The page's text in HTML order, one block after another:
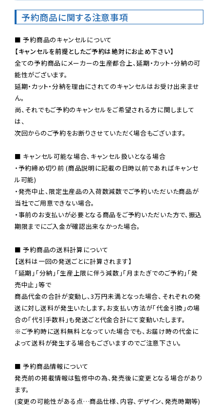
予約商品に関する注意事項
【キャンセルを前提としたご予約は絶対にお止め下さい】
全ての予約商品にメーカーの生産都合上、延期・カット・分納の可
能性がございます。
延期・カット・分納を理由にされてのキャンセルはお受け出来ませ
ん。
尚、それでもご予約のキャンセルをご希望される方に関しまして
は、
次回からのご予約をお断りさせていただく場合もございます。
■ キャンセル可能な場合、キャンセル扱いとなる場合
・予約締め切り前 (商品説明に記載の日時以前であればキャンセ
ル可能)
・発売中止、限定生産品の入荷数減数でご予約いただいた商品が
当社でご用意できない場合。
・事前のお支払いが必要となる商品をご予約いただいた方で、振込
期限までにご入金が確認出来なかった場合。
■ 予約商品の送料計算について
【送料は一回の発送ごとに計算されます】
「延期」「分納」「生産上限に伴う減数」「月またぎでのご予約」「発
売中止」等で
商品代金の合計が変動し、3万円未満となった場合、それぞれの発
送に対し送料が発生いたします。お支払い方法が「代金引換」の場
※ご予約時に送料無料となっていた場合でも、お届け時の代金に
よって送料が発生する場合もございますのでご注意下さい。
■ 予約商品情報について
発売前の掲載情報は監修中の為、発売後に変更となる場合があり
ます。
(変更の可能性がある点…商品仕様、内容、デザイン、発売時期等)